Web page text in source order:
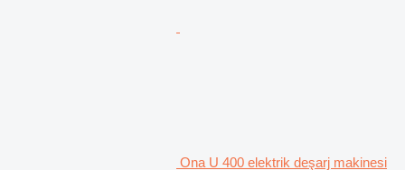
Ona U 400 elektrik deşarj makinesi